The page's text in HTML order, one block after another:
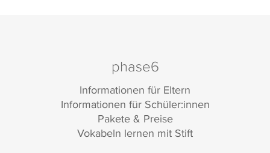
phase6
Informationen für Eltern
Informationen für Schüler:innen
Pakete & Preise
Vokabeln lernen mit Stift